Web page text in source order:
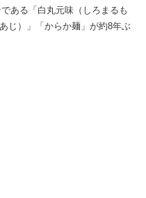
ある「白丸元味（しろまるも
じ）」「からか麺」が約8年ぶ